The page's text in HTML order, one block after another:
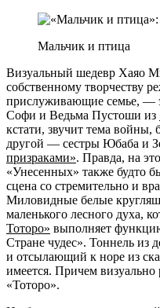
Мальчик и птица
Визуальный шедевр Хаяо
собственному творчеству
прислуживающие семье, —
Софи и Ведьма Пустоши из
кстати, звучит тема
другой — сестры Юбаба и
призраками». Правда, на
«Унесенных» также будто
сцена со стремительно и
Миловидные белые
маленького лесного духа,
Тоторо» выполняет
Стране чудес». Тоннель
и отсылающий к норе из
имеется. Причем
«Тоторо».